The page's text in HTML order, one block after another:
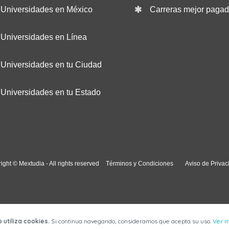
Universidades en México
Universidades en Línea
Universidades en tu Ciudad
Universidades en tu Estado
Carreras mejor
© Mextudia - All rights reserved Términos y Condiciones Aviso de
utiliza cookies. Si continua navegando, consideramos que acepta su uso. Ver